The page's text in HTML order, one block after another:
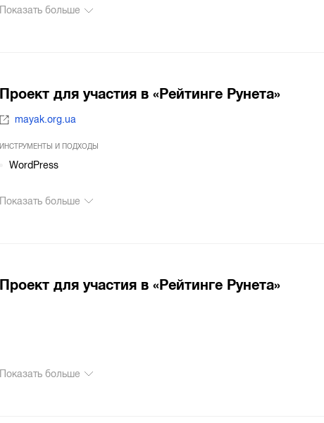
Показать больше
Проект для участия в «Рейтинге Рунета»
mayak.org.ua
ИНСТРУМЕНТЫ И ПОДХОДЫ
WordPress
Показать больше
Проект для участия в «Рейтинге Рунета»
Показать больше